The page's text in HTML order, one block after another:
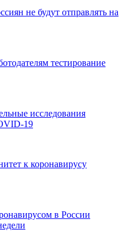
не будут отправлять на
тестирование
исследования
19
к коронавирусу
в России